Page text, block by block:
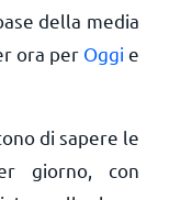
della media
ora per Oggi e
di sapere le
giorno, con